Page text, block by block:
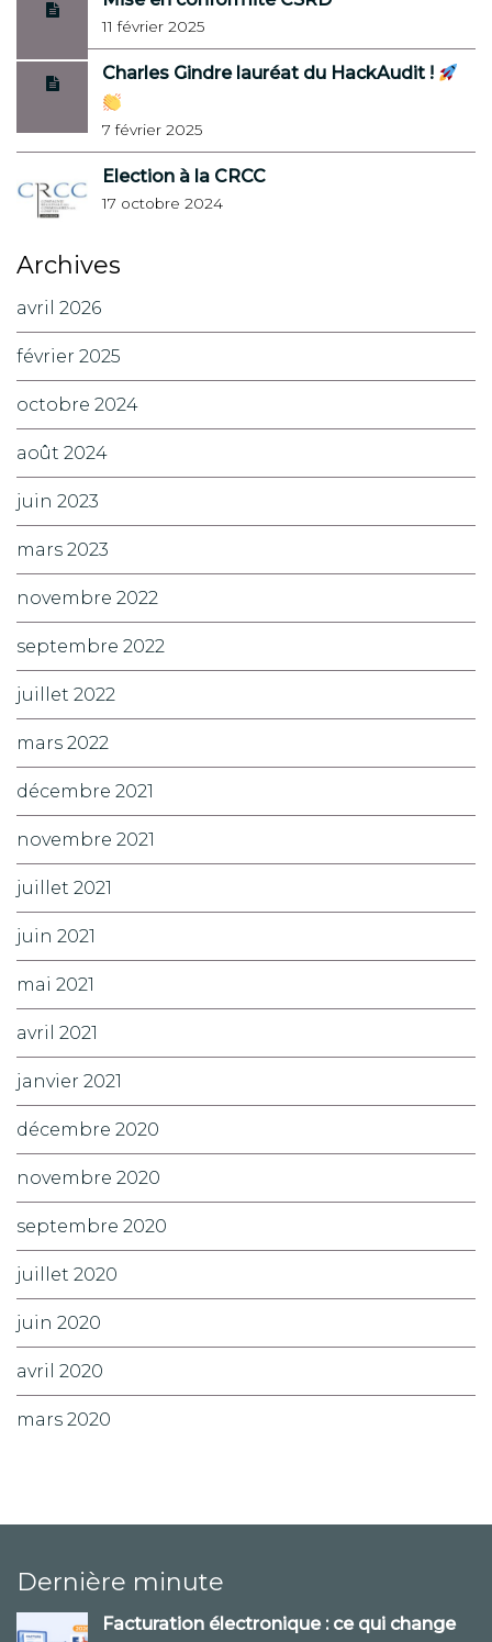
11 février 2025
Charles Gindre lauréat du HackAudit !
7 février 2025
Election à la CRCC
17 octobre 2024
Archives
avril 2026
février 2025
octobre 2024
août 2024
juin 2023
mars 2023
novembre 2022
septembre 2022
juillet 2022
mars 2022
décembre 2021
novembre 2021
juillet 2021
juin 2021
mai 2021
avril 2021
janvier 2021
décembre 2020
novembre 2020
septembre 2020
juillet 2020
juin 2020
avril 2020
mars 2020
Dernière minute
Facturation électronique : ce qui change